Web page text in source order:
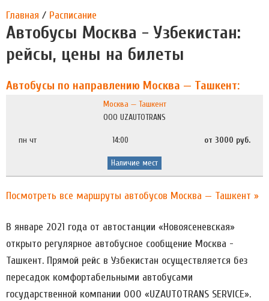
Главная / Расписание
Автобусы Москва - Узбекистан:
рейсы, цены на билеты
Автобусы по направлению Москва — Ташкент:
Москва — Ташкент
ООО UZAUTOTRANS
пн чт 14:00 от 3000 руб.
Наличие мест
Посмотреть все маршруты автобусов Москва — Ташкент »
В январе 2021 года от автостанции «Новоясеневская»
открыто регулярное автобусное сообщение Москва -
Ташкент. Прямой рейс в Узбекистан осуществляется без
пересадок комфортабельными автобусами
государственной компании ООО «UZAUTOTRANS SERVICE».